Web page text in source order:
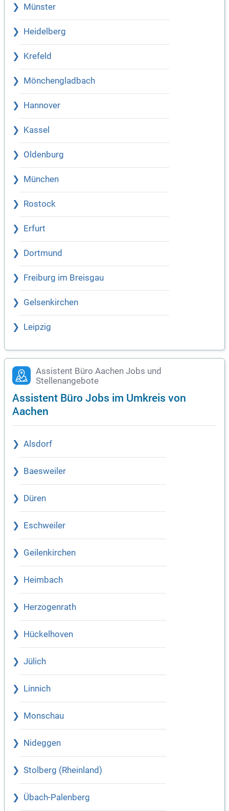
Münster
Heidelberg
Krefeld
Mönchengladbach
Hannover
Kassel
Oldenburg
München
Rostock
Erfurt
Dortmund
Freiburg im Breisgau
Gelsenkirchen
Leipzig
Assistent Büro Aachen Jobs und
Stellenangebote
Assistent Büro Jobs im Umkreis von
Aachen
Alsdorf
Baesweiler
Düren
Eschweiler
Geilenkirchen
Heimbach
Herzogenrath
Hückelhoven
Jülich
Linnich
Monschau
Nideggen
Stolberg (Rheinland)
Übach-Palenberg